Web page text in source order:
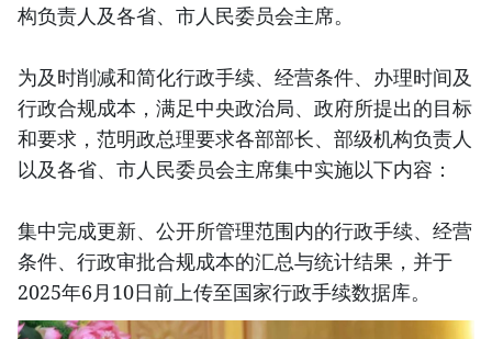
构负责人及各省、市人民委员会主席。
为及时削减和简化行政手续、经营条件、办理时间及
行政合规成本，满足中央政治局、政府所提出的目标
和要求，范明政总理要求各部部长、部级机构负责人
以及各省、市人民委员会主席集中实施以下内容：
集中完成更新、公开所管理范围内的行政手续、经营
条件、行政审批合规成本的汇总与统计结果，并于
2025年6月10日前上传至国家行政手续数据库。